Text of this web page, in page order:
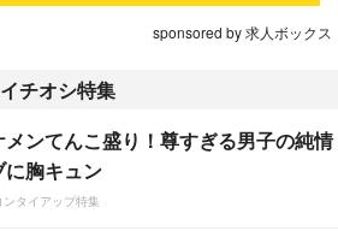
sponsored by 求人ボックス
チオシ特集
メンてんこ盛り！尊すぎる男子の純情
に胸キュン
ンタイアップ特集